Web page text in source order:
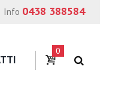
Info 0438 388584
0